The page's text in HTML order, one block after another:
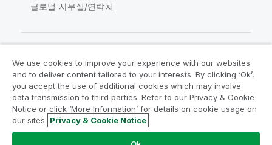
글로벌 사무실/연락처
Qlik Community
법적 계약 제품 약관
Legal Policies
Legal Policies
사용 약관
Do Not Share My Info
We use cookies to improve your experience with our websites
and to deliver content tailored to your interests. By clicking ‘Ok’,
you accept the use of additional cookies which may involve
data transmission to third parties. Refer to our Privacy & Cookie
Notice or click ‘More Information’ for details on cookie usage on
our sites. Privacy & Cookie Notice